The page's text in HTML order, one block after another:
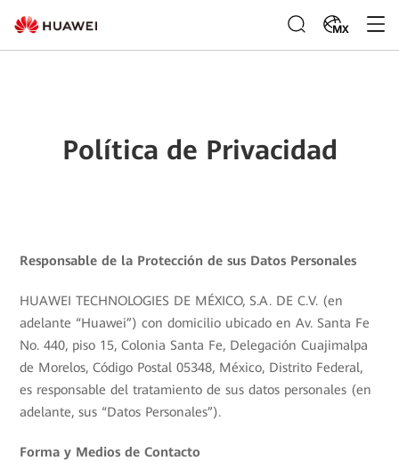
MX
Política de Privacidad
Responsable de la Protección de sus Datos Personales
HUAWEI TECHNOLOGIES DE MÉXICO, S.A. DE C.V. (en
adelante “Huawei”) con domicilio ubicado en Av. Santa Fe
No. 440, piso 15, Colonia Santa Fe, Delegación Cuajimalpa
de Morelos, Código Postal 05348, México, Distrito Federal,
es responsable del tratamiento de sus datos personales (en
adelante, sus “Datos Personales”).
Forma y Medios de Contacto